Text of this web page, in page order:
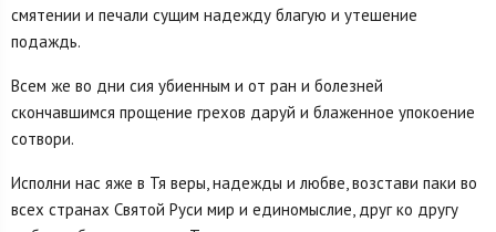
смятении и печали сущим надежду благую и утешение
подаждь.
Всем же во дни сия убиенным и от ран и болезней
скончавшимся прощение грехов даруй и блаженное упокоение
сотвори.
Исполни нас яже в Тя веры, надежды и любве, возстави паки во
всех странах Святой Руси мир и единомыслие, друг ко другу